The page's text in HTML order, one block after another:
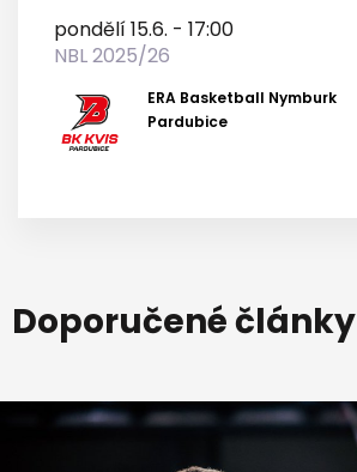
pondělí 15.6. - 17:00
NBL 2025/26
ERA Basketball Nymburk
Pardubice
Doporučené články